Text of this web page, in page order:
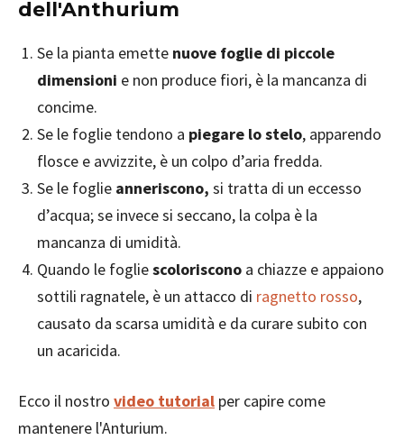
dell'Anthurium
Se la pianta emette nuove foglie di piccole
dimensioni e non produce fiori, è la mancanza di
concime.
Se le foglie tendono a piegare lo stelo, apparendo
flosce e avvizzite, è un colpo d’aria fredda.
Se le foglie anneriscono, si tratta di un eccesso
d’acqua; se invece si seccano, la colpa è la
mancanza di umidità.
Quando le fogliescoloriscono a chiazze e appaiono
sottili ragnatele, è un attacco di ragnetto rosso,
causato da scarsa umidità e da curare subito con
un acaricida.
Ecco il nostro video tutorial per capire come
mantenere l'Anturium.